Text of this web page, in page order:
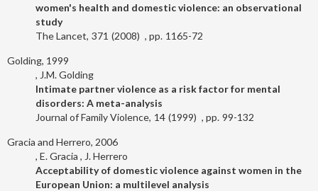
women's health and domestic violence: an observational
study
The Lancet 371 2008 1165-72
Golding, 1999
J.M. Golding
Intimate partner violence as a risk factor for mental
disorders: A meta-analysis
Journal of Family Violence 14 1999 99-132
Gracia and Herrero, 2006
E. Gracia
J. Herrero
Acceptability of domestic violence against women in the
European Union: a multilevel analysis